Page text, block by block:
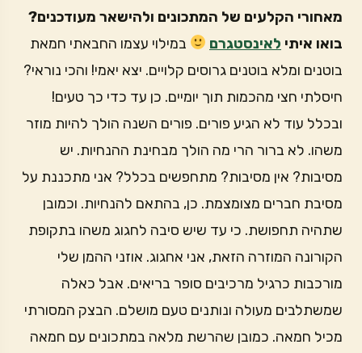
מאחורי הקלעים של המתכונים ולהישאר מעודכנים?
בואו איתי לאינסטגרם
במילוי עצמו החבאתי חמאת
בוטנים ומלא בוטנים גרוסים קלויים. יצא יאמי! והכי נוראי?
חיסלתי חצי מהכמות תוך יומיים. כן עד כדי כך טעים!
ובכלל עוד לא הגיע פורים. פורים השנה הולך להיות מוזר
משהו. לא ברור הרי מה הולך מבחינת ההנחיות. יש
מסיבות? אין מסיבות? מתחפשים בכלל? אני מתכננת על
מסיבת חברים מצומצמת. כן, בהתאם להנחיות. וכמובן
שתהיה תחפושת. כי עד שיש סיבה לחגוג משהו בתקופת
הקורונה המוזרה הזאת, אני אחגוג. אוזני ההמן שלי
מורכבות כרגיל מרכיבים סופר בריאים. אבל כאלה
שמשתלבים מעולה ונותנים טעם מושלם. הבצק המסורתי
מכיל חמאה. כמובן שהרשת מלאה במתכונים עם חמאה